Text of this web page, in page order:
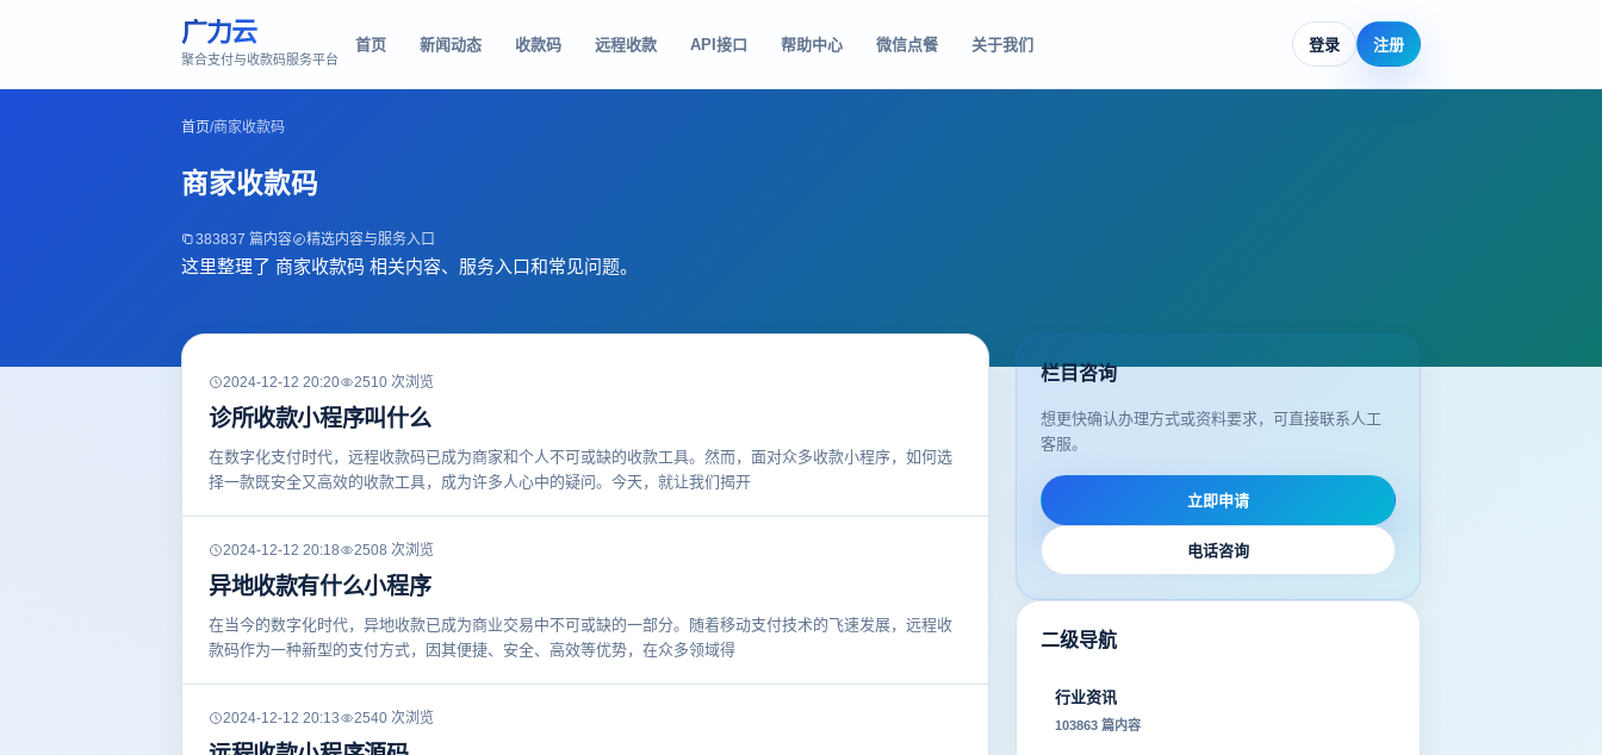
广力云
聚合支付与收款码服务平台
首页 新闻动态 收款码 远程收款 API接口 帮助中心 微信点餐 关于我们 登录 注册
首页/商家收款码
商家收款码
383837 篇内容 精选内容与服务入口
这里整理了 商家收款码 相关内容、服务入口和常见问题。
2024-12-12 20:20 2510 次浏览
诊所收款小程序叫什么
在数字化支付时代，远程收款码已成为商家和个人不可或缺的收款工具。然而，面对众多收款小程序，如何选
择一款既安全又高效的收款工具，成为许多人心中的疑问。今天，就让我们揭开
2024-12-12 20:18 2508 次浏览
异地收款有什么小程序
在当今的数字化时代，异地收款已成为商业交易中不可或缺的一部分。随着移动支付技术的飞速发展，远程收
款码作为一种新型的支付方式，因其便捷、安全、高效等优势，在众多领域得
2024-12-12 20:13 2540 次浏览
栏目咨询
想更快确认办理方式或资料要求，可直接联系人工
客服。
立即申请
电话咨询
二级导航
行业资讯
103863 篇内容